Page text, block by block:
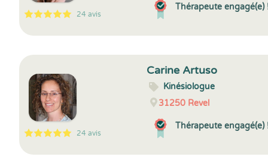
5
1
5
24 24 avis
Thérapeute engagé(e)
5
1
5
24 24 avis
Carine Artuso
Kinésiologue
31250 Revel
Thérapeute engagé(e)